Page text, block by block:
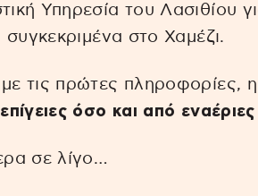
Υπηρεσία του Λασιθίου
συγκεκριμένα στο Χαμέζι.
τις πρώτες πληροφορίες, η
επίγειες όσο και από
σε λίγο…